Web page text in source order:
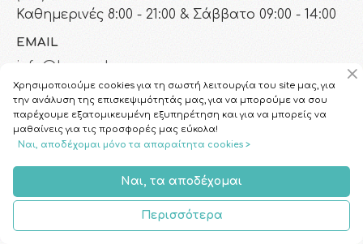
Καθημερινές 8:00 - 21:00 & Σάββατο 09:00 - 14:00
EMAIL
info@homepharmacy.gr
Χρησιμοποιούμε cookies για τη σωστή λειτουργία του site μας, για
την ανάλυση της επισκεψιμότητάς μας, για να μπορούμε να σου
παρέχουμε εξατομικευμένη εξυπηρέτηση και για να μπορείς να
μαθαίνεις για τις προσφορές μας εύκολα!
Ναι, αποδέχομαι μόνο τα απαραίτητα cookies >
Ναι, τα αποδέχομαι
Περισσότερα